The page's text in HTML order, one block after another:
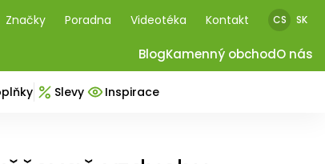
Značky Poradna Videotéka Kontakt CS SK
BlogKamenný obchodO nás
Slevy Inspirace